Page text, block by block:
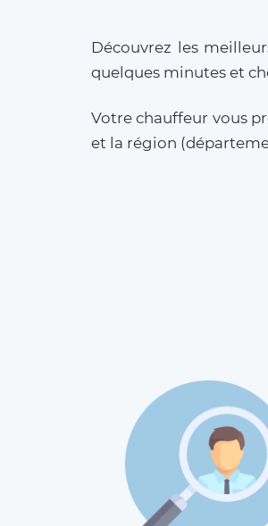
Découvrez les
quelques minutes et
Votre chauffeur vous
et la région